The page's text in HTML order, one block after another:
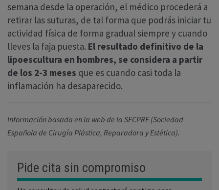
semana desde la operación, el médico procederá a
retirar las suturas, de tal forma que podrás iniciar tu
actividad física de forma gradual siempre y cuando
lleves la faja puesta. El resultado definitivo de la
lipoescultura en hombres, se considera a partir
de los 2-3 meses que es cuando casi toda la
inflamación ha desaparecido.
Información basada en la web de la SECPRE (Sociedad
Española de Cirugía Plástica, Reparadora y Estética).
Pide cita sin compromiso